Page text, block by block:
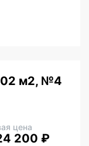
м2, №4
цена
200 ₽